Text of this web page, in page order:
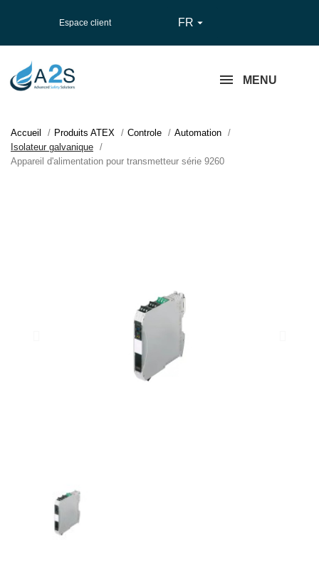
Espace client FR 
MENU
Accueil Produits ATEX Controle
Automation
Isolateur galvanique
Appareil d'alimentation pour transmetteur série 9260